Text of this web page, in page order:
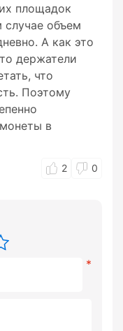
площадок
случае объем
А как это
держатели
что
Поэтому
в
2 0